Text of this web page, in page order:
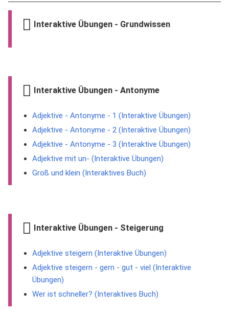
Interaktive Übungen - Grundwissen
Interaktive Übungen - Antonyme
Adjektive - Antonyme - 1 (Interaktive Übungen)
Adjektive - Antonyme - 2 (Interaktive Übungen)
Adjektive - Antonyme - 3 (Interaktive Übungen)
Adjektive mit un- (Interaktive Übungen)
Groß und klein (Interaktives Buch)
Interaktive Übungen - Steigerung
Adjektive steigern (Interaktive Übungen)
Adjektive steigern - gern - gut - viel (Interaktive
Übungen)
Wer ist schneller? (Interaktives Buch)